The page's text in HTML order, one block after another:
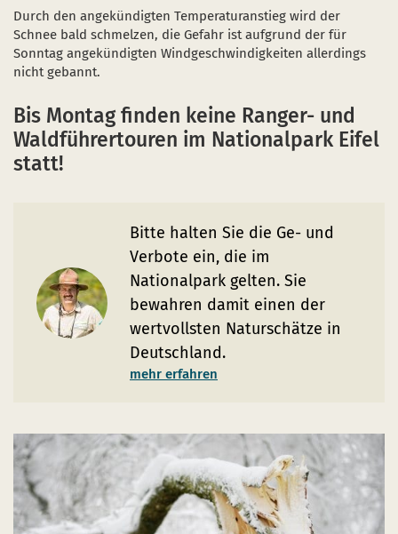
Der Wolf kehrt zurück
Barrierefrei unterwegs
Sternenpark
Erlebnisregion Nationalpark Eifel
Start- und Treffpunkte
Afrikanische Schweinepest
FAQ
einem neuen Fenster)
sich in einem neuen Fenster)
sich in einem neuen Fenster)
Durch den angekündigten Temperaturanstieg wird der
Schnee bald schmelzen, die Gefahr ist aufgrund der für
Sonntag angekündigten Windgeschwindigkeiten allerdings
nicht gebannt.
Bis Montag finden keine Ranger- und
Waldführertouren im Nationalpark Eifel
statt!
Bitte halten Sie die Ge- und
Verbote ein, die im
Nationalpark gelten. Sie
bewahren damit einen der
wertvollsten Naturschätze in
Deutschland.
mehr erfahren